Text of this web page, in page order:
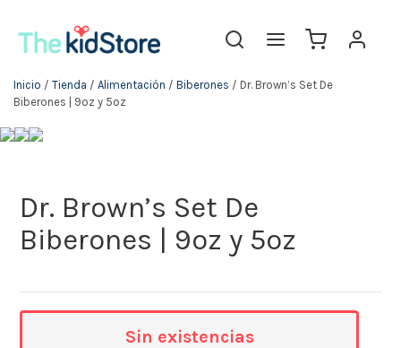
Inicio / Tienda / Alimentación / Biberones / Dr. Brown’s Set De
Biberones | 9oz y 5oz
Dr. Brown’s Set De
Biberones | 9oz y 5oz
Sin existencias